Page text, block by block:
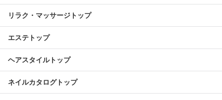
リラク・マッサージトップ
エステトップ
ヘアスタイルトップ
ネイルカタログトップ